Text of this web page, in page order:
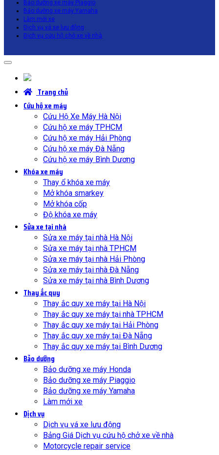
Bảo dưỡng xe máy Piaggio
Bảo dưỡng xe máy Yamaha
Làm mới xe
Dịch vụ vá xe lưu động
Dịch vụ cứu hộ chở xe về nhà
Trang chủ
Cứu hộ xe máy
Cứu Hộ Xe Máy Hà Nội
Cứu hộ xe máy TPHCM
Cứu hộ xe máy Hải Phòng
Cứu hộ xe máy Đà Nẵng
Cứu hộ xe máy Bình Dương
Khóa xe máy
Thay ổ khóa xe máy
Mở khóa smarkey
Mở khóa cốp
Độ khóa xe máy
Sửa xe tại nhà
Sửa xe máy tại nhà Hà Nội
Sửa xe máy tại nhà TPHCM
Sửa xe máy tại nhà Hải Phòng
Sửa xe máy tại nhà Đà Nẵng
Sửa xe máy tại nhà Bình Dương
Thay ắc quy
Thay ắc quy xe máy tại Hà Nội
Thay ắc quy xe máy tại nhà TPHCM
Thay ắc quy xe máy tại Hải Phòng
Thay ắc quy xe máy tại Đà Nẵng
Thay ắc quy xe máy tại Bình Dương
Bảo dưỡng
Bảo dưỡng xe máy Honda
Bảo dưỡng xe máy Piaggio
Bảo dưỡng xe máy Yamaha
Làm mới xe
Dịch vụ
Dịch vụ vá xe lưu động
Bảng Giá Dịch vụ cứu hộ chở xe về nhà
Motorcycle repair service